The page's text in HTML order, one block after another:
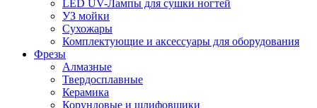
LED UV-Лампы для сушки ногтей
УЗ мойки
Сухожары
Комплектующие и аксессуары для оборудования
Фрезы
Алмазные
Твердосплавные
Керамика
Корундовые и шлифовщики